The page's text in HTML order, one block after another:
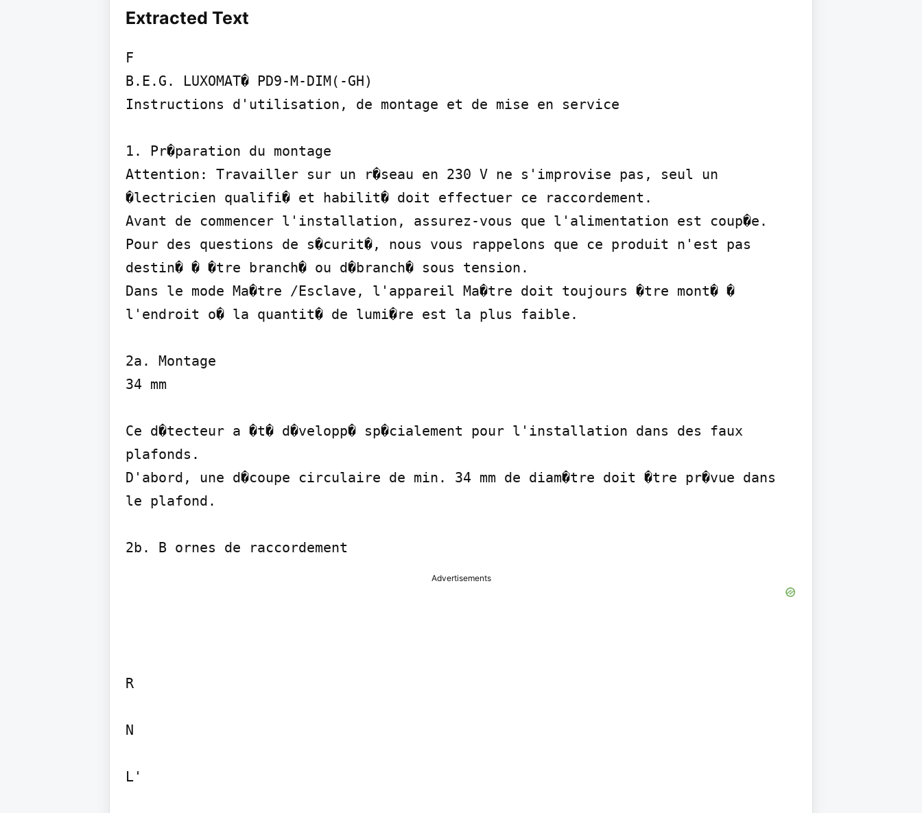
Extracted Text
F
B.E.G. LUXOMAT� PD9-M-DIM(-GH)
Instructions d'utilisation, de montage et de mise en service
1. Pr�paration du montage
Attention: Travailler sur un r�seau en 230 V ne s'improvise pas, seul un
�lectricien qualifi� et habilit� doit effectuer ce raccordement.
Avant de commencer l'installation, assurez-vous que l'alimentation est coup�e.
Pour des questions de s�curit�, nous vous rappelons que ce produit n'est pas
destin� � �tre branch� ou d�branch� sous tension.
Dans le mode Ma�tre /Esclave, l'appareil Ma�tre doit toujours �tre mont� �
l'endroit o� la quantit� de lumi�re est la plus faible.
2a. Montage
34 mm
Ce d�tecteur a �t� d�velopp� sp�cialement pour l'installation dans des faux
plafonds.
D'abord, une d�coupe circulaire de min. 34 mm de diam�tre doit �tre pr�vue dans
le plafond.
2b. B ornes de raccordement
Advertisements
R
N
L'